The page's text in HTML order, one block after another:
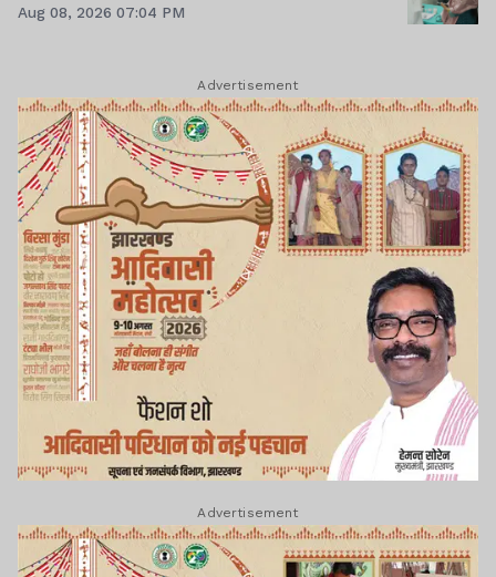
Aug 08, 2026 07:04 PM
Advertisement
Advertisement